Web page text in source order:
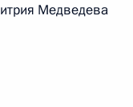
Медведева